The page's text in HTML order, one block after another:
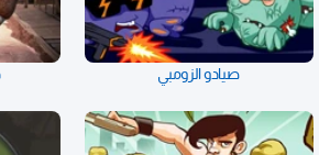
صيادو الزومبي